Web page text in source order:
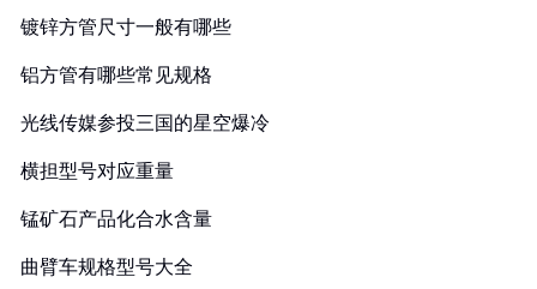
镀锌方管尺寸一般有哪些
铝方管有哪些常见规格
光线传媒参投三国的星空爆冷
横担型号对应重量
锰矿石产品化合水含量
曲臂车规格型号大全